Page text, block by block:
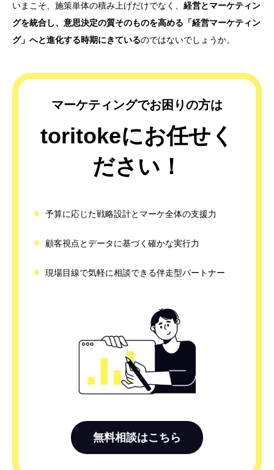
いまこそ、施策単体の積み上げだけでなく、 経営とマーケティン
グを統合し、意思決定の質そのものを高める「経営マーケティン
グ」へと進化する時期にきているのではないでしょうか。
マーケティングでお困りの方は
toritokeにお任せく
ださい！
● 予算に応じた戦略設計とマーケ全体の支援力
● 顧客視点とデータに基づく確かな実行力
● 現場目線で気軽に相談できる伴走型パートナー
無料相談はこちら
 